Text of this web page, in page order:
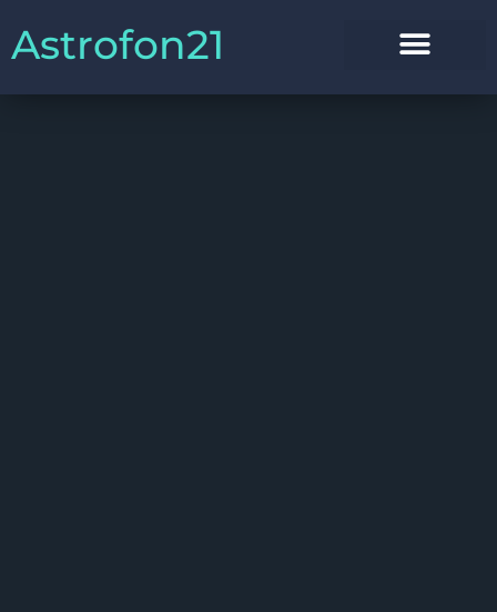
Astrofon21